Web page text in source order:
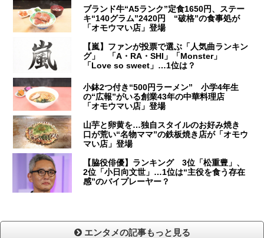
ブランド牛“A5ランク”定食1650円、ステー
キ“140グラム”2420円 “破格”の食事処が
「オモウマい店」登場
【嵐】ファンが投票で選ぶ「人気曲ランキン
グ」 「A・RA・SHI」「Monster」
「Love so sweet」…1位は？
小鉢2つ付き“500円ラーメン” 小学4年生
の“広報”がいる創業43年の中華料理店
「オモウマい店」登場
山芋と卵黄を…独自スタイルのお好み焼き
口が荒い“名物ママ”の鉄板焼き店が「オモウ
マい店」登場
【脇役俳優】ランキング 3位「松重豊」、
2位「小日向文世」…1位は“主役を食う存在
感”のバイプレーヤー？
エンタメの記事もっと見る